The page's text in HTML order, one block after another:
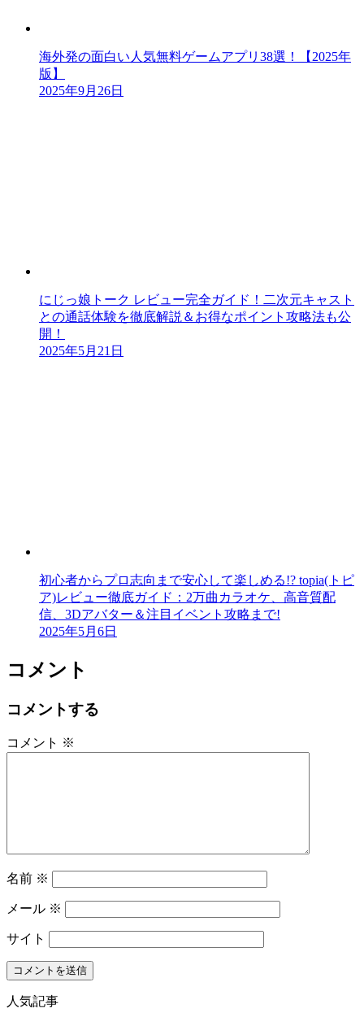
海外発の面白い人気無料ゲームアプリ38選！【2025年
版】
2025年9月26日
にじっ娘トーク レビュー完全ガイド！二次元キャスト
との通話体験を徹底解説＆お得なポイント攻略法も公
開！
2025年5月21日
初心者からプロ志向まで安心して楽しめる!? topia(トピ
ア)レビュー徹底ガイド：2万曲カラオケ、高音質配
信、3Dアバター＆注目イベント攻略まで!
2025年5月6日
コメント
コメントする
コメント ※
名前 ※
メール ※
サイト
人気記事